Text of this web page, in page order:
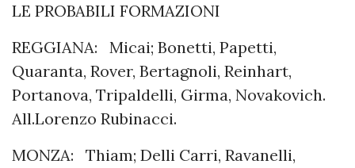
LE PROBABILI FORMAZIONI
REGGIANA: Micai; Bonetti, Papetti,
Quaranta, Rover, Bertagnoli, Reinhart,
Portanova, Tripaldelli, Girma, Novakovich.
All.Lorenzo Rubinacci.
MONZA: Thiam; Delli Carri, Ravanelli,